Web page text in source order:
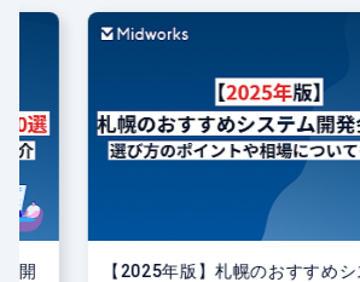
開
【2025年版】札幌のおすすめ